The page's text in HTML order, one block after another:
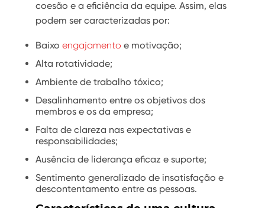
coesão e a eficiência da equipe. Assim, elas
podem ser caracterizadas por:
Baixo engajamento e motivação;
Alta rotatividade;
Ambiente de trabalho tóxico;
Desalinhamento entre os objetivos dos
membros e os da empresa;
Falta de clareza nas expectativas e
responsabilidades;
Ausência de liderança eficaz e suporte;
Sentimento generalizado de insatisfação e
descontentamento entre as pessoas.